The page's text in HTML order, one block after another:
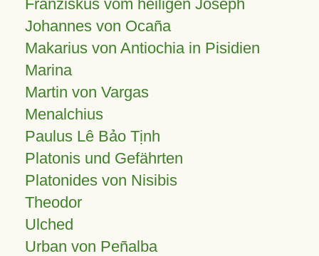
Franziskus vom heiligen Joseph
Johannes von Ocaña
Makarius von Antiochia in Pisidien
Marina
Martin von Vargas
Menalchius
Paulus Lê Bảo Tịnh
Platonis und Gefährten
Platonides von Nisibis
Theodor
Ulched
Urban von Peñalba